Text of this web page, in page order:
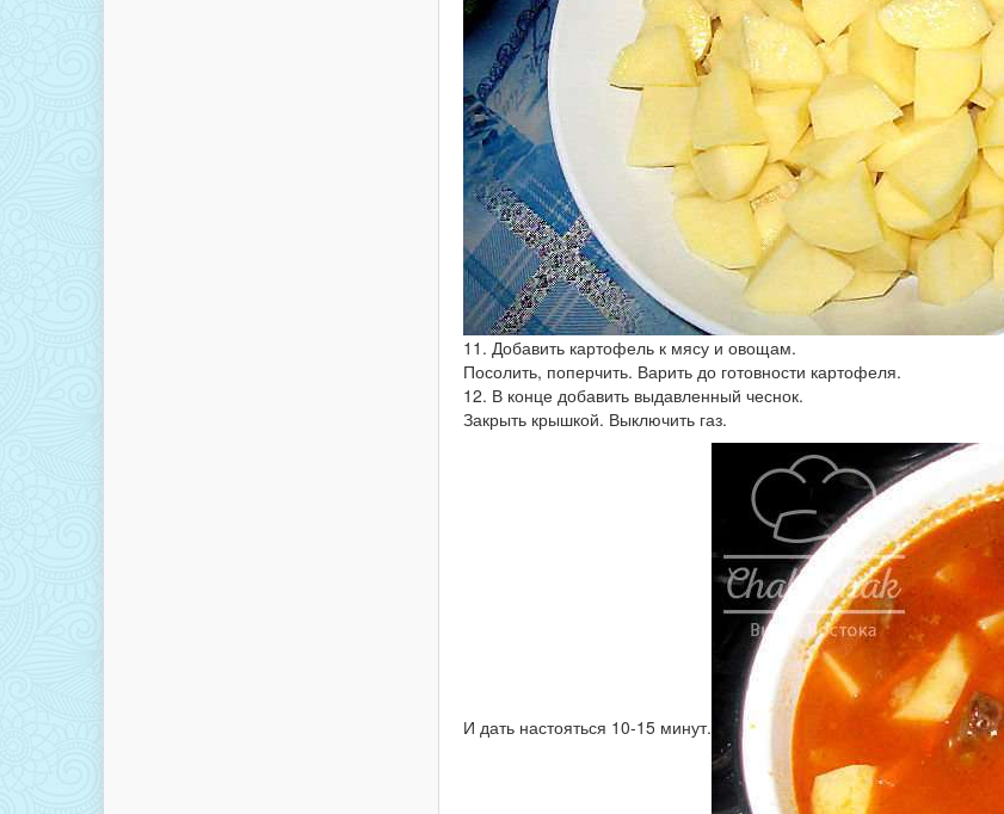
11. Добавить картофель к мясу и овощам.
Посолить, поперчить. Варить до готовности картофеля.
12. В конце добавить выдавленный чеснок.
Закрыть крышкой. Выключить газ.
И дать настояться 10-15 минут.